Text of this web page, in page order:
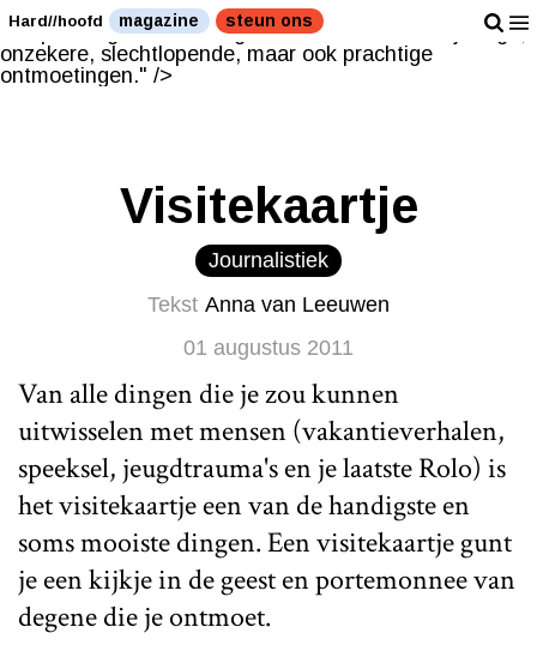
De uitkomst bij lullige, onzekere, slechtlopende, maar
ook prachtige ontmoetingen." />De uitkomst bij lullige,
onzekere, slechtlopende, maar ook prachtige
ontmoetingen." />
Hard//hoofd magazine steun ons
Visitekaartje
Journalistiek
Tekst Anna van Leeuwen
01 augustus 2011
Van alle dingen die je zou kunnen
uitwisselen met mensen (vakantieverhalen,
speeksel, jeugdtrauma's en je laatste Rolo) is
het visitekaartje een van de handigste en
soms mooiste dingen. Een visitekaartje gunt
je een kijkje in de geest en portemonnee van
degene die je ontmoet.